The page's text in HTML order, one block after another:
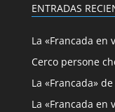
ENTRADAS
La «Francada en
Cerco persone
La «Francada»
La «Francada en